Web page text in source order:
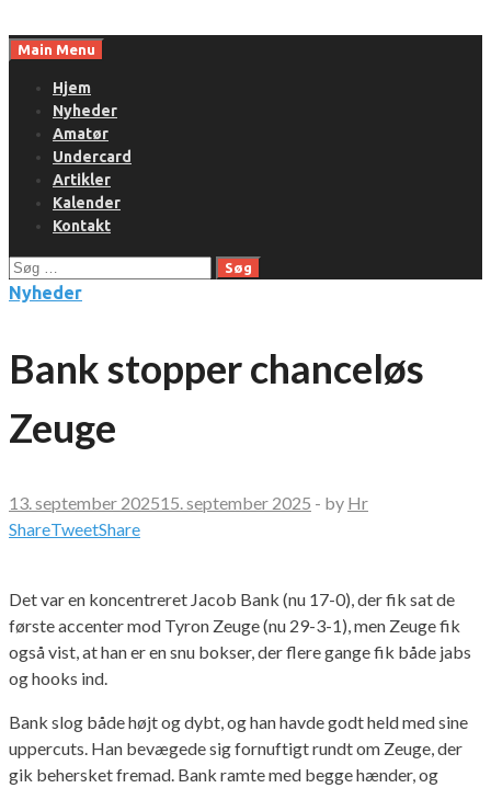
toMain Menu
Hjem
Nyheder
Amatør
Undercard
Artikler
Kalender
Kontakt
Søg
efter:
Nyheder
Bank stopper chanceløs
Zeuge
13. september 202515. september 2025 - by Hr
ShareTweetShare
Det var en koncentreret Jacob Bank (nu 17-0), der fik sat de
første accenter mod Tyron Zeuge (nu 29-3-1), men Zeuge fik
også vist, at han er en snu bokser, der flere gange fik både jabs
og hooks ind.
Bank slog både højt og dybt, og han havde godt held med sine
uppercuts. Han bevægede sig fornuftigt rundt om Zeuge, der
gik behersket fremad. Bank ramte med begge hænder, og